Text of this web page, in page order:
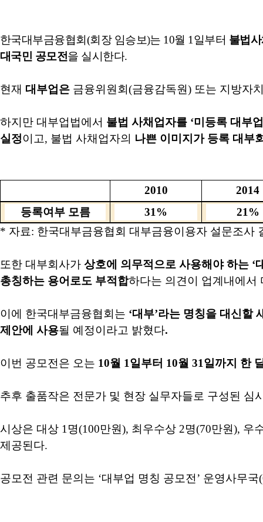
한국대부금융협회(회장 임승보)는 10월 1 일부터 불법
대국민 공모전을 실시한다.
현재 대부업은 금융위원회(금융감독원) 또는 지방자
하지만 대부업법에서 불법 사채업자를 ‘미등록 대부
실정이고, 불법 사채업자의 나쁜 이미지가 등록 대부
2010
2014
등록여부 모름
31%
21%
* 자료: 한국대부금융협회 대부금융이용자 설문조사
또한 대부회사가 상호에 의무적으로 사용해야 하는 ‘
총칭하는 용어로도 부적합하다는 의견이 업계내에서
이에 한국대부금융협회는 ‘대부’라는 명칭을 대신할
제안에 사용될 예정이라고 밝혔다.
이번 공모전은 오는 10월 1일부터 10월 31일까지 한
추후 출품작은 전문가 및 현장 실무자들로 구성된 심
시상은 대상 1 명(100만원), 최우수상 2명(70만원), 우
제공된다.
공모전 관련 문의는 ‘대부업 명칭 공모전’ 운영사무국